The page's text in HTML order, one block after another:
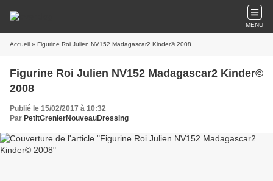
MENU
Accueil » Figurine Roi Julien NV152 Madagascar2 Kinder© 2008
Figurine Roi Julien NV152 Madagascar2 Kinder©
2008
Publié le 15/02/2017 à 10:32
Par PetitGrenierNouveauDressing